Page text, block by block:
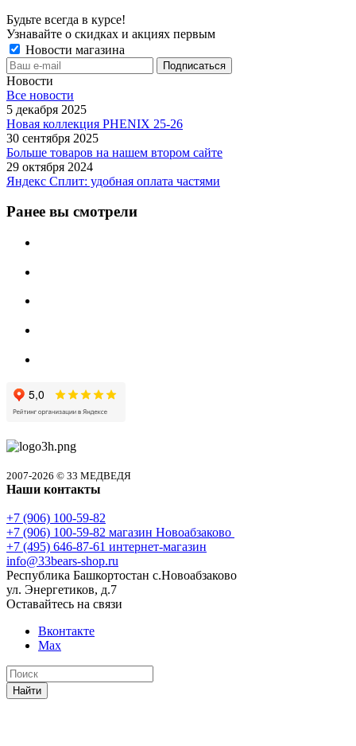
Будьте всегда в курсе!
Узнавайте о скидках и акциях первым
Новости магазина
Новости
Все новости
5 декабря 2025
Новая коллекция PHENIX 25-26
30 сентября 2025
Больше товаров на нашем втором сайте
29 октября 2024
Яндекс Сплит: удобная оплата частями
Ранее вы смотрели
2007-2026 © 33 МЕДВЕДЯ
Наши контакты
+7 (906) 100-59-82
+7 (906) 100-59-82 магазин Новоабзаково
+7 (495) 646-87-61 интернет-магазин
info@33bears-shop.ru
Республика Башкортостан с.Новоабзаково
ул. Энергетиков, д.7
Оставайтесь на связи
Вконтакте
Max
Найти